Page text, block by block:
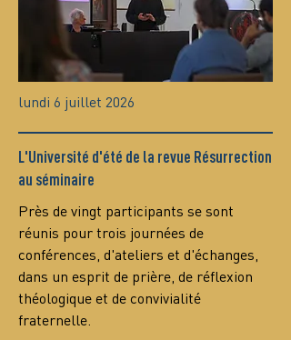
lundi 6 juillet 2026
L'Université d'été de la revue Résurrection
au séminaire
Près de vingt participants se sont
réunis pour trois journées de
conférences, d'ateliers et d'échanges,
dans un esprit de prière, de réflexion
théologique et de convivialité
fraternelle.